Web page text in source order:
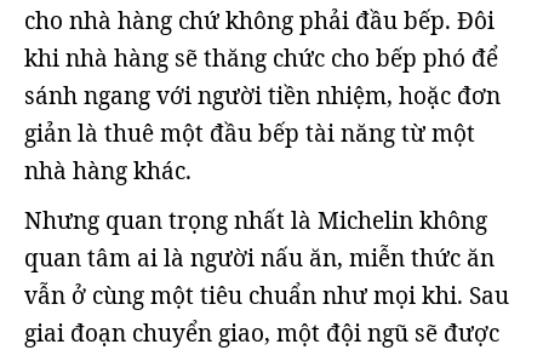
cho nhà hàng chứ không phải đầu bếp. Đôi
khi nhà hàng sẽ thăng chức cho bếp phó để
sánh ngang với người tiền nhiệm, hoặc đơn
giản là thuê một đầu bếp tài năng từ một
nhà hàng khác.
Nhưng quan trọng nhất là Michelin không
quan tâm ai là người nấu ăn, miễn thức ăn
vẫn ở cùng một tiêu chuẩn như mọi khi. Sau
giai đoạn chuyển giao, một đội ngũ sẽ được